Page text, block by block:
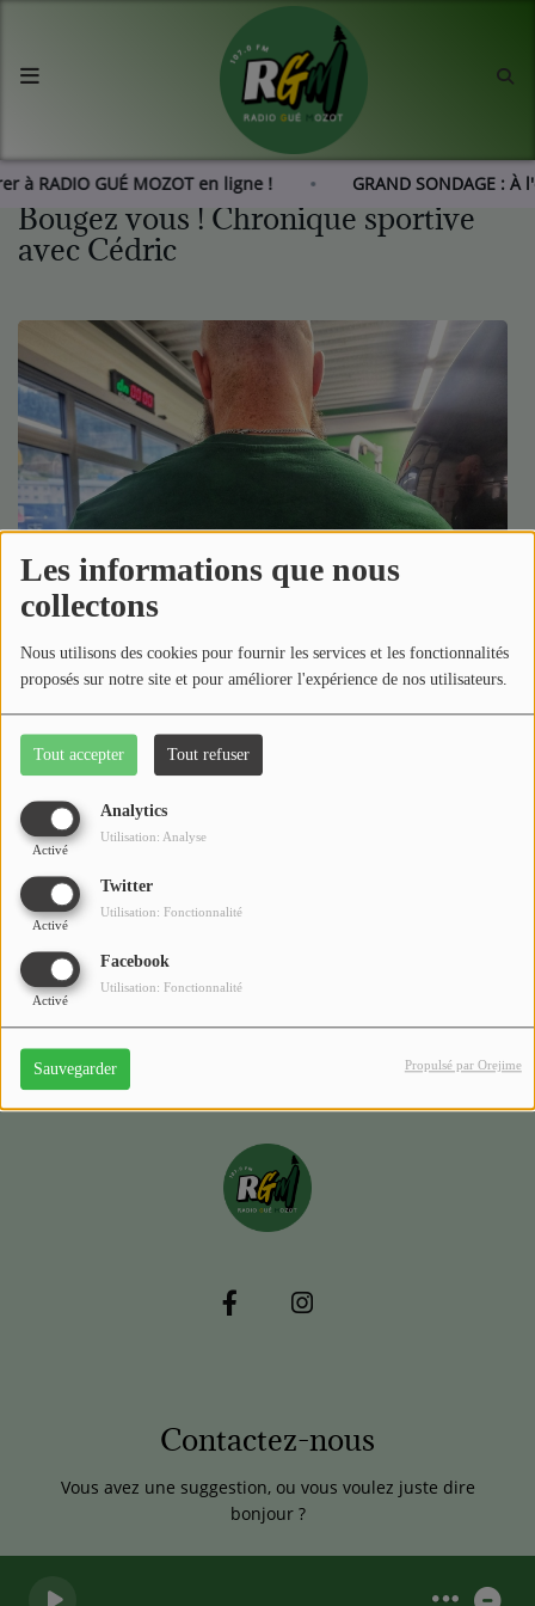
Les informations que nous
collectons
Nous utilisons des cookies pour fournir les services et les fonctionnalités
proposés sur notre site et pour améliorer l'expérience de nos utilisateurs.
Tout accepter Tout refuser
Analytics
Activé
Utilisation: Analyse
Twitter
Activé
Utilisation: Fonctionnalité
Facebook
Activé
Utilisation: Fonctionnalité
Sauvegarder Propulsé par Orejime
à RADIO GUÉ MOZOT en ligne ! GRAND SONDAGE :
Agenda
Les actus de RGM
Radio
Emissions
Equipes
Podcasts
Photos
Participez
Dédicaces
Jeux Concours
Contact
Bougez vous ! Chronique sportive
avec Cédric
Bougez vous ! Cronique dédié au sport et à ses
bienfaits.
Par Cédric de Vosegus.
Contactez-nous
Vous avez une suggestion, ou vous voulez juste dire
bonjour ?